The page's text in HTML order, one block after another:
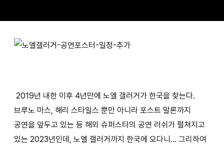
2019년 내한 이후 4년만에 노엘 갤러거가 한국을 찾는다.
브루노 마스, 해리 스타일스 뿐만 아니라 포스트 말론까지
공연을 앞두고 있는 등 해외 슈퍼스타의 공연 러쉬가 펼쳐지고
있는 2023년인데, 노엘 갤러거까지 한국에 오다니… 그리하여